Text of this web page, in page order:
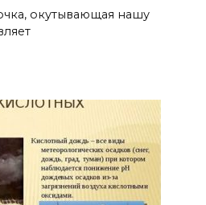
окутывающая нашу